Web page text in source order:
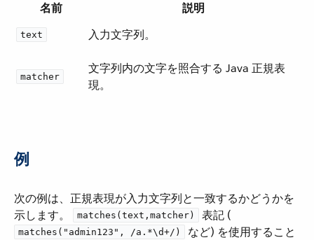
名前 説明
text 入力文字列。
matcher
文字列内の文字を照合する Java 正規表
現。
例
次の例は、正規表現が入力文字列と一致するかどうかを
示します。
matches(text,matcher) ​ 表記 (​
matches("admin123", /a.*\d+/)
​ など) を使用すること